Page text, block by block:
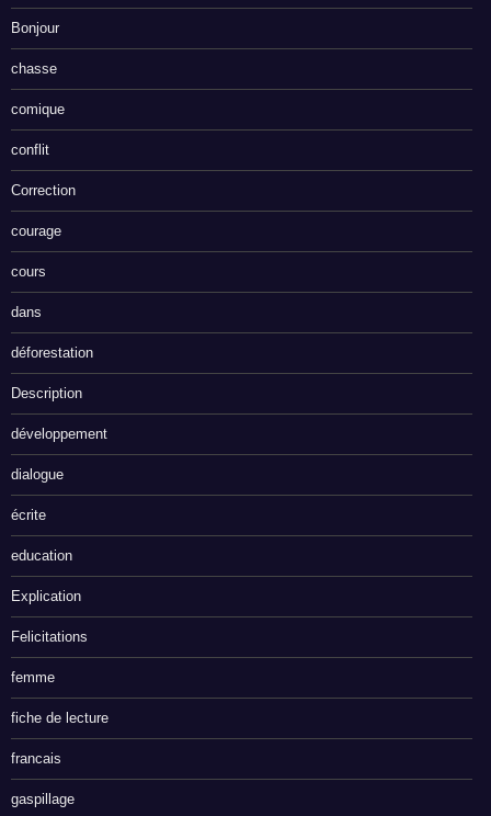
Bonjour
chasse
comique
conflit
Correction
courage
cours
dans
déforestation
Description
développement
dialogue
écrite
education
Explication
Felicitations
femme
fiche de lecture
francais
gaspillage